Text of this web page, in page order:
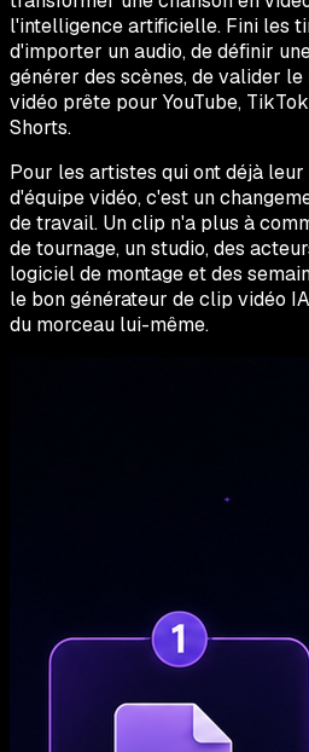
l'intelligence artificielle. Fini les
d'importer un audio, de définir
générer des scènes, de valider
vidéo prête pour YouTube,
Shorts.
Pour les artistes qui ont déjà
d'équipe vidéo, c'est un
de travail. Un clip n'a plus à
de tournage, un studio, des
logiciel de montage et des
le bon générateur de clip vidéo
du morceau lui-même.